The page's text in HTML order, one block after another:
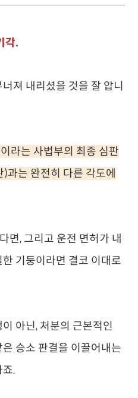
각.
져 내리셨을 것을 잘 압니
라는 사법부의 최종 심판
과는 완전히 다른 각도에
면, 그리고 운전 면허가 내
기둥이라면 결코 이대로
아닌, 처분의 근본적인
승소 판결을 이끌어내는
.